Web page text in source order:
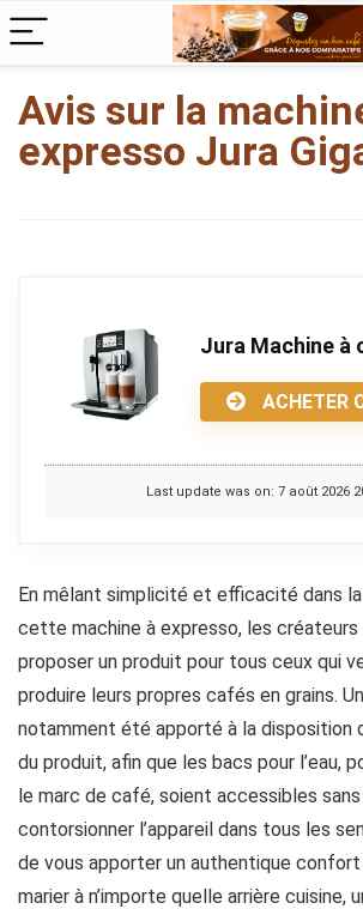
Avis sur la
expresso Jura
Jura Machine à
ACHETER
Last update was on: 7 août 2026
En mêlant simplicité et efficacité dans
cette machine à expresso, les créateurs
proposer un produit pour tous ceux qui
produire leurs propres cafés en grains.
notamment été apporté à la disposition
du produit, afin que les bacs pour l’eau,
le marc de café, soient accessibles
contorsionner l’appareil dans tous les
de vous apporter un authentique confort
marier à n’importe quelle arrière cuisine,